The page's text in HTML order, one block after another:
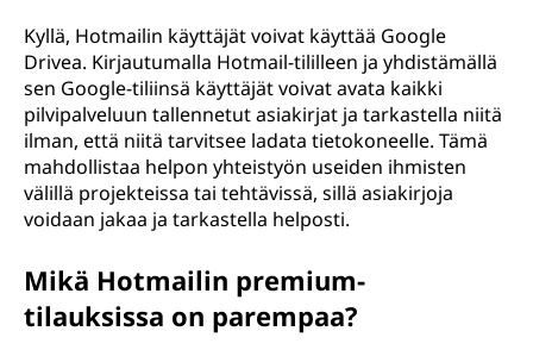
Kyllä, Hotmailin käyttäjät voivat käyttää Google
Drivea. Kirjautumalla Hotmail-tililleen ja yhdistämällä
sen Google-tiliinsä käyttäjät voivat avata kaikki
pilvipalveluun tallennetut asiakirjat ja tarkastella niitä
ilman, että niitä tarvitsee ladata tietokoneelle. Tämä
mahdollistaa helpon yhteistyön useiden ihmisten
välillä projekteissa tai tehtävissä, sillä asiakirjoja
voidaan jakaa ja tarkastella helposti.
Mikä Hotmailin premium-
tilauksissa on parempaa?